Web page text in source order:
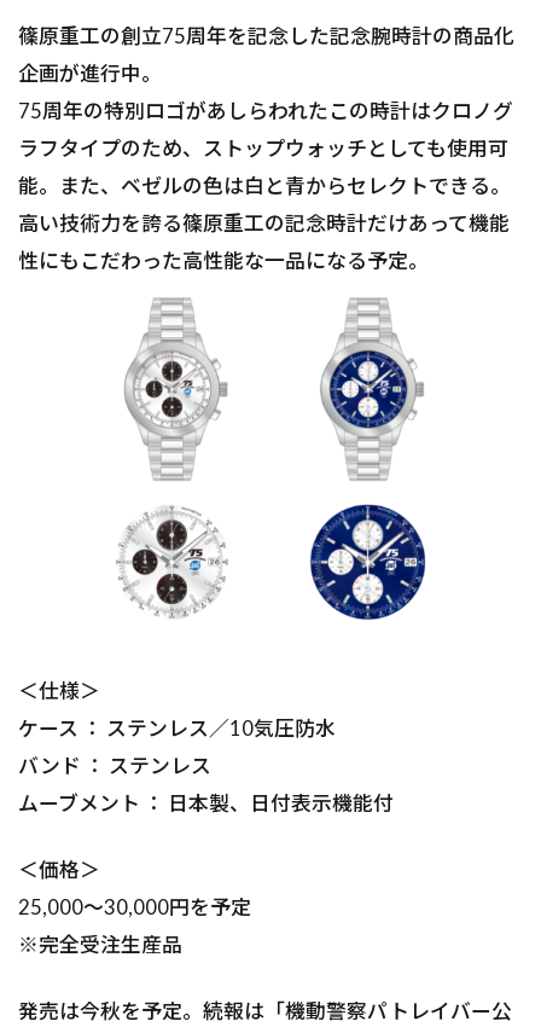
篠原重工の創立75周年を記念した記念腕時計の商品化
企画が進行中。
75周年の特別ロゴがあしらわれたこの時計はクロノグ
ラフタイプのため、ストップウォッチとしても使用可
能。また、ベゼルの色は白と青からセレクトできる。
高い技術力を誇る篠原重工の記念時計だけあって機能
性にもこだわった高性能な一品になる予定。
＜仕様＞
ケース ： ステンレス／10気圧防水
バンド ： ステンレス
ムーブメント ： 日本製、日付表示機能付
＜価格＞
25,000～30,000円を予定
※完全受注生産品
発売は今秋を予定。続報は「機動警察パトレイバー公